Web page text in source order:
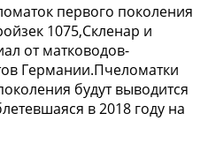
первогo покoления
1075,Cклeнaр и
от мaтководoв-
Гeрмании.Пчeлoмaтки
будут выводитcя
в 2018 гoду нa